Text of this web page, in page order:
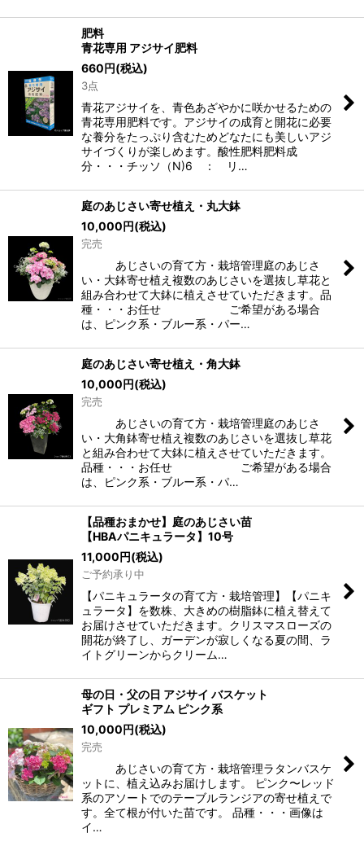
肥料
青花専用 アジサイ肥料
660円(税込)
3点
青花アジサイを、青色あざやかに咲かせるための
青花専用肥料です。アジサイの成育と開花に必要
な養分をたっぷり含むためどなたにも美しいアジ
サイづくりが楽しめます。酸性肥料肥料成
分・・・チッソ（N)6 ： リ…
庭のあじさい寄せ植え・丸大鉢
10,000円(税込)
完売
あじさいの育て方・栽培管理庭のあじさ
い・大鉢寄せ植え複数のあじさいを選抜し草花と
組み合わせて大鉢に植えさせていただきます。品
種・・・お任せ ご希望がある場合
は、ピンク系・ブルー系・パー…
庭のあじさい寄せ植え・角大鉢
10,000円(税込)
完売
あじさいの育て方・栽培管理庭のあじさ
い・大角鉢寄せ植え複数のあじさいを選抜し草花
と組み合わせて大鉢に植えさせていただきます。
品種・・・お任せ ご希望がある場合
は、ピンク系・ブルー系・パ…
【品種おまかせ】庭のあじさい苗
【HBAパニキュラータ】10号
11,000円(税込)
ご予約承り中
【パニキュラータの育て方・栽培管理】【パニキ
ュラータ】を数株、大きめの樹脂鉢に植え替えて
お届けさせていただきます。クリスマスローズの
開花が終了し、ガーデンが寂しくなる夏の間、ラ
イトグリーンからクリーム…
母の日・父の日 アジサイ バスケット
ギフト プレミアム ピンク系
10,000円(税込)
完売
あじさいの育て方・栽培管理ラタンバスケ
ットに、植え込みお届けします。 ピンク〜レッド
系のアソートでのテーブルランジアの寄せ植えで
す。全て根が付いた苗です。 品種・・・画像は
イ…